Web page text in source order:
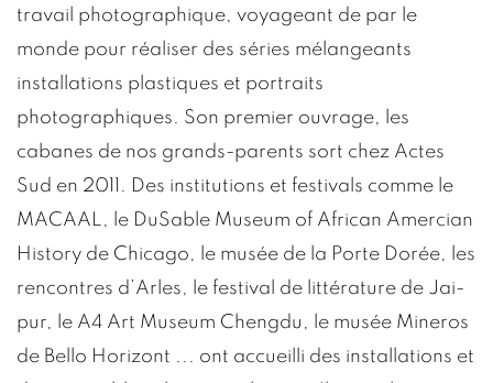
travail photographique, voyageant de par le
monde pour réaliser des séries mélangeants
installations plastiques et portraits
photographiques. Son premier ouvrage, les
cabanes de nos grands-parents sort chez Actes
Sud en 2011. Des institutions et festivals comme le
MACAAL, le DuSable Museum of African Amercian
History de Chicago, le musée de la Porte Dorée, les
rencontres d’Arles, le festival de littérature de Jai-
pur, le A4 Art Museum Chengdu, le musée Mineros
de Bello Horizont ... ont accueilli des installations et